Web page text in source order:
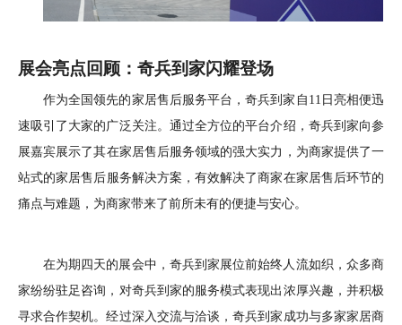
展会亮点回顾：奇兵到家闪耀登场
作为全国领先的家居售后服务平台，奇兵到家自 11日亮相便迅
速吸引了大家的广泛关注。通过全方位的平台介绍，奇兵到家向参
展嘉宾展示了其在家居售后服务领域的强大实力 ， 为商家提供了一
站式的家居售后服务解决方案，有效解决了商家在家居售后环节的
痛点与难题 ， 为商家带来了前所未有的便捷与安心。
在为期四天的展会中，奇兵到家展位前始终 人流如织，众多商
家纷纷驻足咨询，对奇兵到家的服务模式表现出浓厚兴趣，并积极
寻求合作契机。经过深入交流与洽谈，奇兵到家成功与多家家居商